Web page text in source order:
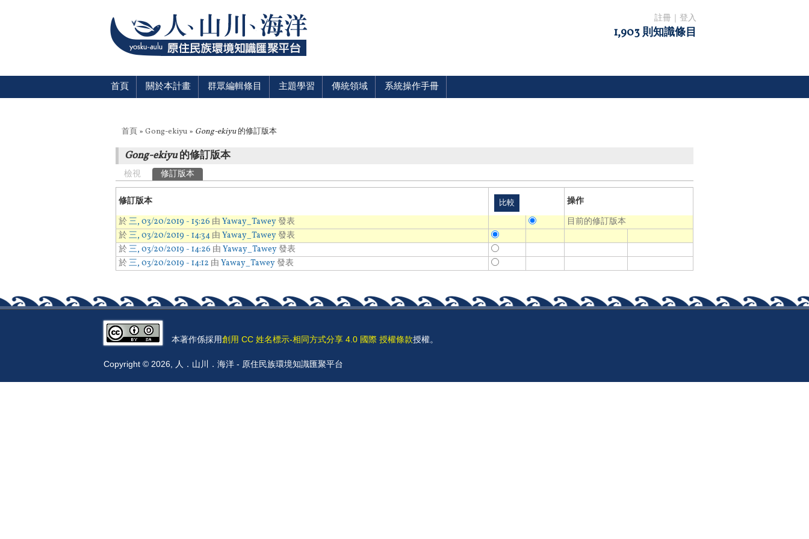
註冊 登入
1,903 則知識條目
首頁 關於本計畫 群眾編輯條目 主題學習 傳統領域 系統操作手冊
您在這裡
首頁 » Gong-ekiyu » Gong-ekiyu的修訂版本
Gong-ekiyu的修訂版本
主要索引標籤
檢視 修訂版本
修訂版本
操作
於三, 03/20/2019 - 15:26 由 Yaway_Tawey發表
目前的修訂版本
於三, 03/20/2019 - 14:34 由 Yaway_Tawey發表
於三, 03/20/2019 - 14:26 由 Yaway_Tawey發表
於三, 03/20/2019 - 14:12 由 Yaway_Tawey發表
本著作係採用創用 CC 姓名標示-相同方式分享 4.0 國際 授權條款授權。
Copyright © 2026, 人．山川．海洋 - 原住民族環境知識匯聚平台